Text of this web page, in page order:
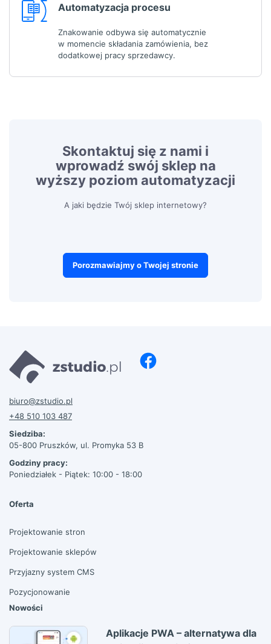
Automatyzacja procesu
Znakowanie odbywa się automatycznie
w momencie składania zamówienia, bez
dodatkowej pracy sprzedawcy.
Skontaktuj się z nami i
wprowadź swój sklep na
wyższy poziom automatyzacji
A jaki będzie Twój sklep internetowy?
Porozmawiajmy o Twojej stronie
biuro@zstudio.pl
+48 510 103 487
Siedziba:
05-800 Pruszków, ul. Promyka 53 B
Godziny pracy:
Poniedziałek - Piątek: 10:00 - 18:00
Oferta
Projektowanie stron
Projektowanie sklepów
Przyjazny system CMS
Pozycjonowanie
Nowości
Aplikacje PWA – alternatywa dla